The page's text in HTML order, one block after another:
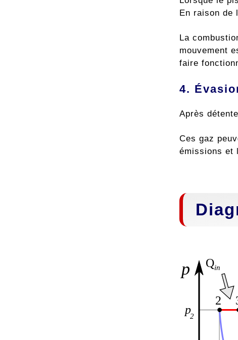
En raison de
La
mouvement
faire
4.
Après
Ces gaz
émissions et